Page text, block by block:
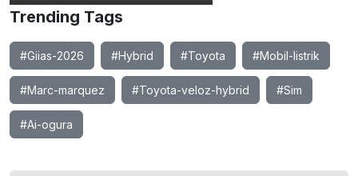
Trending Tags
#Giias-2026 #Hybrid #Toyota #Mobil-listrik
#Marc-marquez #Toyota-veloz-hybrid #Sim
#Ai-ogura